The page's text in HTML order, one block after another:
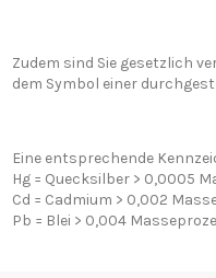
Zudem sind Sie gesetzlich
dem Symbol einer
Eine entsprechende
Hg = Quecksilber > 0,0005
Cd = Cadmium > 0,002
Pb = Blei > 0,004